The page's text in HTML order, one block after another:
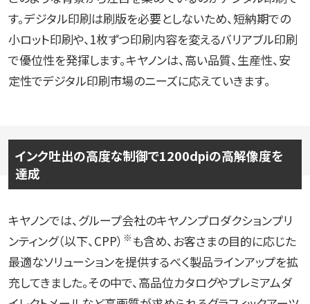
す。デジタル印刷は刷版を必要としないため、短納期での
小ロット印刷や、1枚ずつ印刷内容を変えるバリアブル印刷
で優位性を発揮します。キヤノンは、高い品質、生産性、安
定性でデジタル印刷市場のニーズに応えていきます。
インク吐出の高度な制御で1200dpiの高解像度を
達成
キヤノンでは、グループ会社のキヤノンプロダクションプリ
ンティング（以下、CPP） ※ も含め、お客さまの目的に応じた
最適なソリューションを提供するべく製品ラインアップを拡
充してきました。その中で、高品位カタログやプレミアムダ